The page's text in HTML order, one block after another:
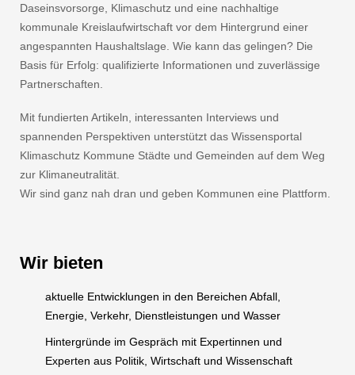
Daseinsvorsorge, Klimaschutz und eine nachhaltige
kommunale Kreislaufwirtschaft vor dem Hintergrund einer
angespannten Haushaltslage. Wie kann das gelingen? Die
Basis für Erfolg: qualifizierte Informationen und zuverlässige
Partnerschaften.
Mit fundierten Artikeln, interessanten Interviews und
spannenden Perspektiven unterstützt das Wissensportal
Klimaschutz Kommune Städte und Gemeinden auf dem Weg
zur Klimaneutralität.
Wir sind ganz nah dran und geben Kommunen eine Plattform.
Wir bieten
aktuelle Entwicklungen in den Bereichen Abfall,
Energie, Verkehr, Dienstleistungen und Wasser
Hintergründe im Gespräch mit Expertinnen und
Experten aus Politik, Wirtschaft und Wissenschaft